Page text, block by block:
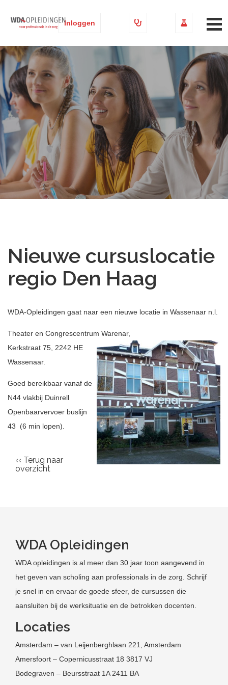
Inloggen
Nieuwe cursuslocatie
regio Den Haag
WDA-Opleidingen gaat naar een nieuwe locatie in Wassenaar n.l.
Theater en Congrescentrum Warenar,
Kerkstraat 75, 2242 HE
Wassenaar.
Goed bereikbaar vanaf de
N44 vlakbij Duinrell
Openbaarvervoer buslijn
43 (6 min lopen).
‹‹ Terug naar
overzicht
WDA Opleidingen
WDA opleidingen is al meer dan 30 jaar toon aangevend in
het geven van scholing aan professionals in de zorg. Schrijf
je snel in en ervaar de goede sfeer, de cursussen die
aansluiten bij de werksituatie en de betrokken docenten.
Locaties
Amsterdam – van Leijenberghlaan 221, Amsterdam
Amersfoort – Copernicusstraat 18 3817 VJ
Bodegraven – Beursstraat 1A 2411 BA